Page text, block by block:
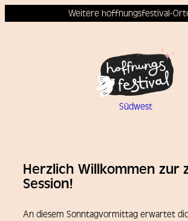
Weitere hoffnungsfestival-
Südwest
Herzlich Willkommen zur
Session!
An diesem Sonntagvormittag erwartet